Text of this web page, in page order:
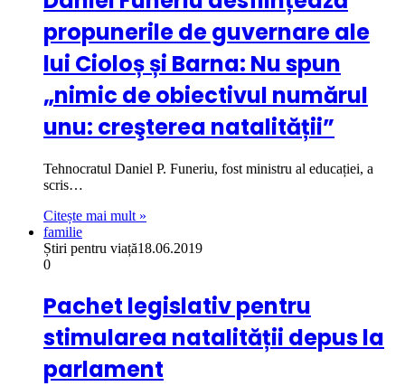
propunerile de guvernare ale
lui Cioloș și Barna: Nu spun
„nimic de obiectivul numărul
unu: creşterea natalității”
Tehnocratul Daniel P. Funeriu, fost ministru al educației, a
scris…
Citește mai mult »
familie
Știri pentru viață18.06.2019
0
Pachet legislativ pentru
stimularea natalității depus la
parlament